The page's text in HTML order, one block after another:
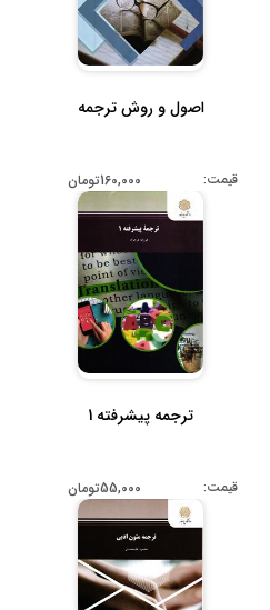
اصول و روش ترجمه
قیمت: 160,000تومان
ترجمه پیشرفته 1
قیمت: 55,000تومان